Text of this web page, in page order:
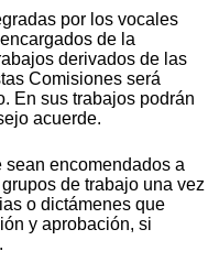
por los vocales
de la
derivados de las
Comisiones será
En sus trabajos podrán
acuerde.
encomendados a
de trabajo una vez
o dictámenes que
y aprobación, si